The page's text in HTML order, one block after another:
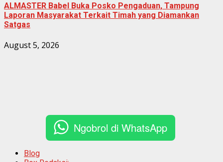
ALMASTER Babel Buka Posko Pengaduan, Tampung
Laporan Masyarakat Terkait Timah yang Diamankan
Satgas
August 5, 2026
Ngobrol di WhatsApp
Blog